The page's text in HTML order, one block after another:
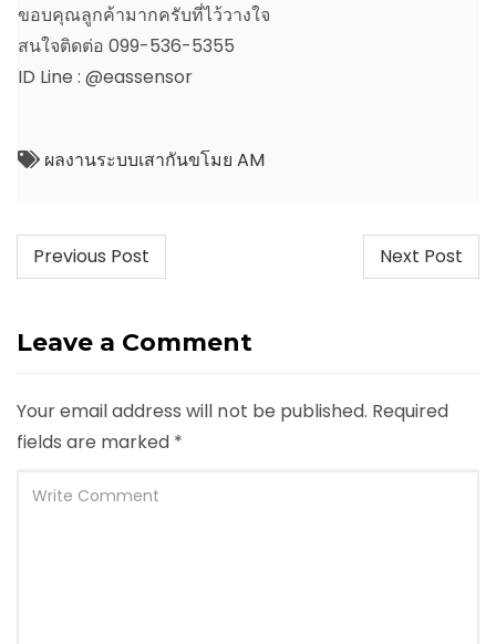
ขอบคุณลูกค้ามากครับที่ไว้วางใจ
สนใจติดต่อ 099-536-5355
ID Line : @eassensor
ผลงานระบบเสากันขโมย AM
Post
Previous Post Next Post
Leave a Comment
Your email address will not be published. Required
fields are marked *